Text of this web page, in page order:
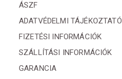
ÁSZF
ADATVÉDELMI TÁJÉKOZTATÓ
FIZETÉSI INFORMÁCIÓK
SZÁLLÍTÁSI INFORMÁCIÓK
GARANCIA